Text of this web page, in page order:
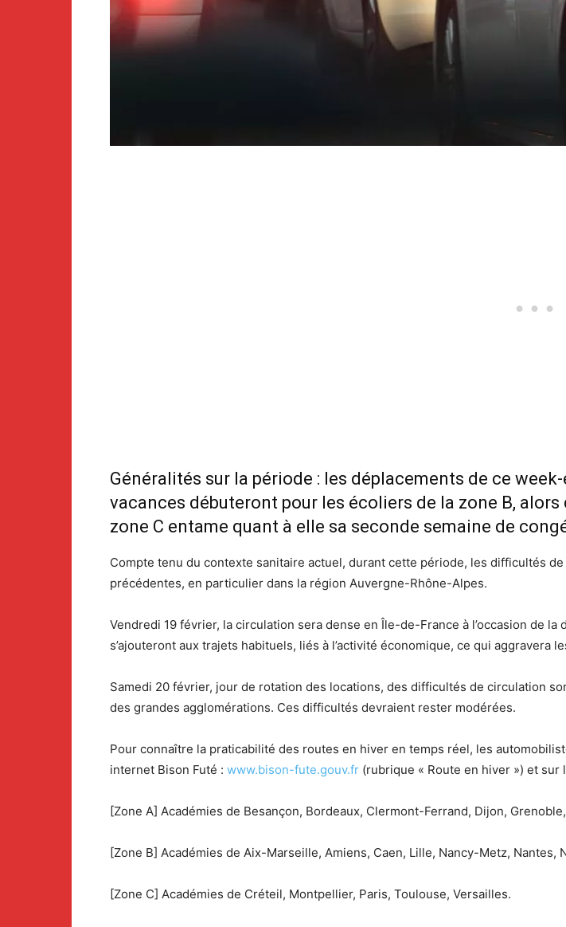
Généralités sur la période : les déplacements de ce
vacances débuteront pour les écoliers de la zone B, alors
zone C entame quant à elle sa seconde semaine de
Compte tenu du contexte sanitaire actuel, durant cette période, les difficultés
précédentes, en particulier dans la région Auvergne-Rhône-Alpes.
Vendredi 19 février, la circulation sera dense en Île-de-France à l’occasion de
s’ajouteront aux trajets habituels, liés à l’activité économique, ce qui aggravera
Samedi 20 février, jour de rotation des locations, des difficultés de circulation
des grandes agglomérations. Ces difficultés devraient rester modérées.
Pour connaître la praticabilité des routes en hiver en temps réel, les
internet Bison Futé : www.bison-fute.gouv.fr (rubrique « Route en hiver ») et sur
[Zone A] Académies de Besançon, Bordeaux, Clermont-Ferrand, Dijon,
[Zone B] Académies de Aix-Marseille, Amiens, Caen, Lille, Nancy-Metz, Nantes,
[Zone C] Académies de Créteil, Montpellier, Paris, Toulouse, Versailles.